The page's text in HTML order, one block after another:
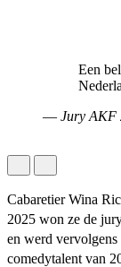
Een
— Jury AKF
Cabaretier Wina
2025 won ze de
en werd
comedytalent van